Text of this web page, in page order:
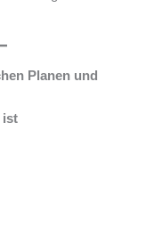
Planen und
ist